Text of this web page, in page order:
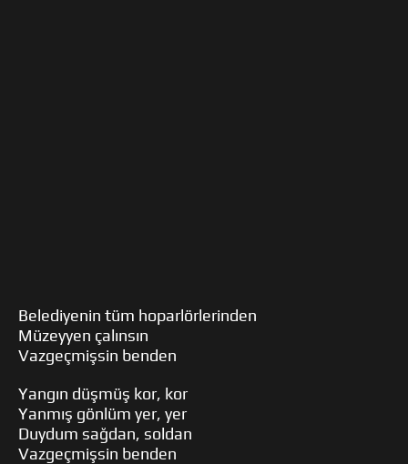
Belediyenin tüm hoparlörlerinden
Müzeyyen çalınsın
Vazgeçmişsin benden
Yangın düşmüş kor, kor
Yanmış gönlüm yer, yer
Duydum sağdan, soldan
Vazgeçmişsin benden